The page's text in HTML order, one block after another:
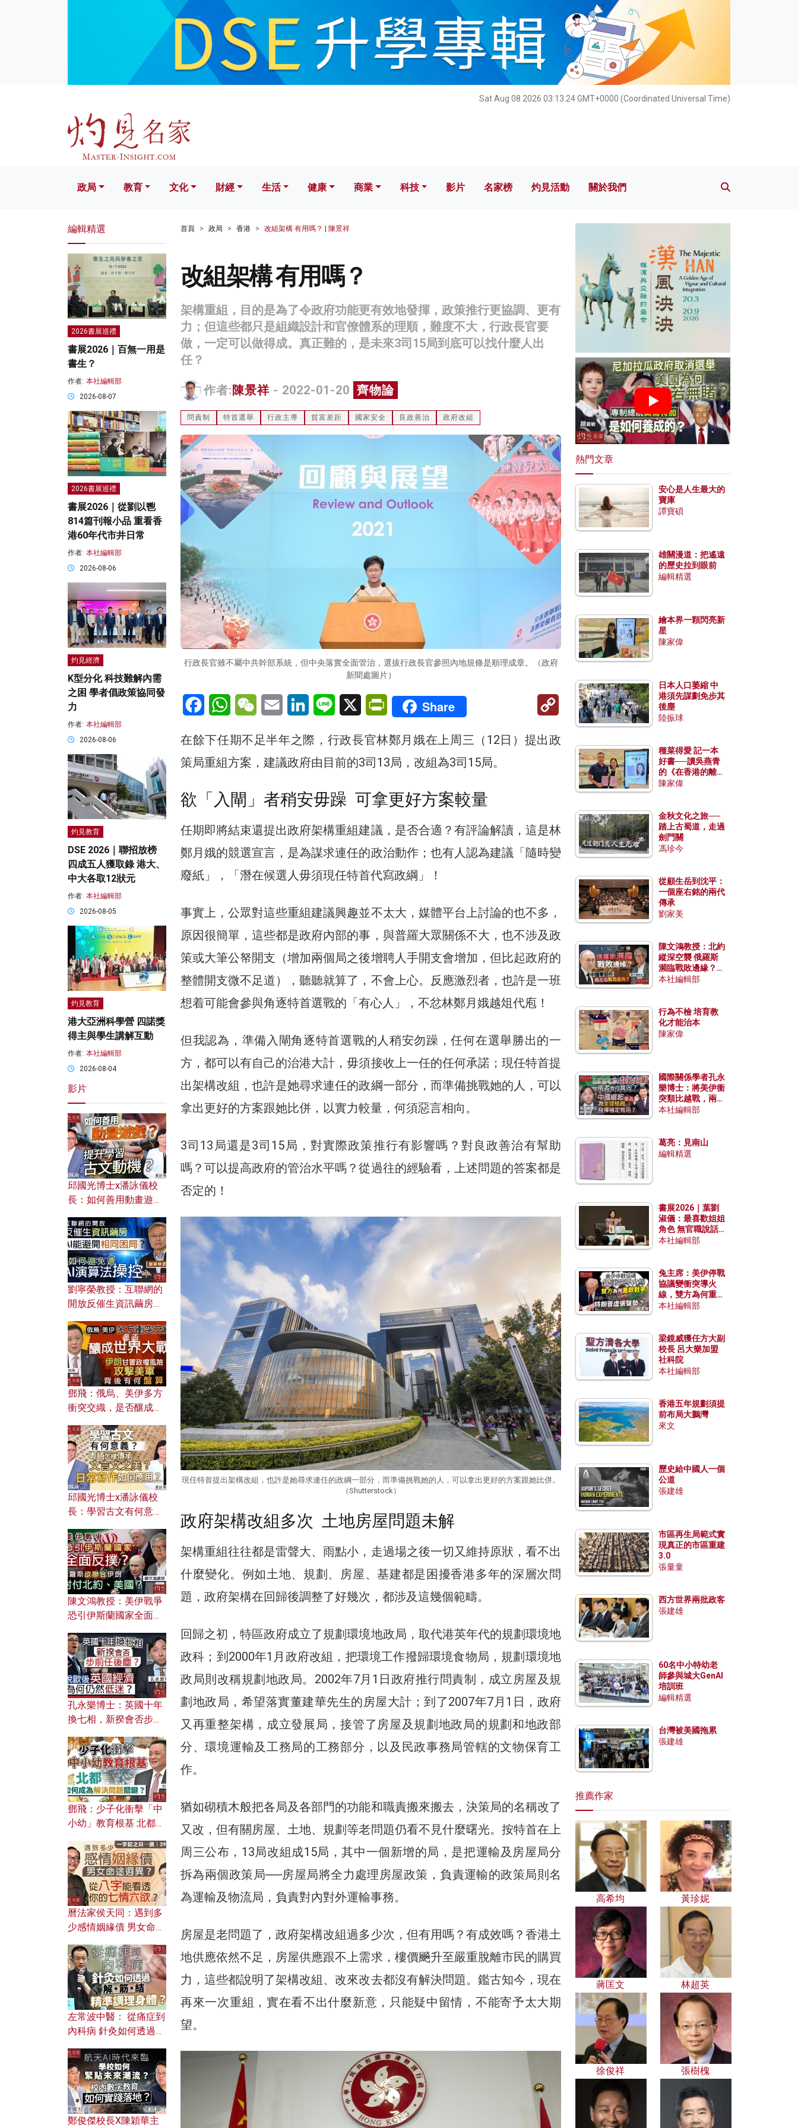
Sat Aug 08 2026 03:13:26 GMT+0000 (Coordinated Universal Time)
文化 財經 生活 健康 科技 影片 名家榜 灼見活動 關於我們
政局 教育 文化 財經 生活 健康 商業 科技 影片 名家榜 灼見活動 關於我們
首頁 政局 香港 改組架構 有用嗎？ | 陳景祥
改組架構 有用嗎？
架構重組，目的是為了令政府功能更有效地發揮，政策推行更協調、更有
力；但這些都只是組織設計和官僚體系的理順，難度不大，行政長官要
做，一定可以做得成。真正難的，是未來3司15局到底可以找什麼人出
任？
作者: 陳景祥 - 2022-01-20 齊物論
問責制 特首選舉 行政主導 貧富差距 國家安全 良政善治 政府改組
行政長官雖不屬中共幹部系統，但中央落實全面管治，選拔行政長官參照內地規條是順理成章。（政府
新聞處圖片）
FacebookWhatsAppWeChatEmail LinkedInLine X PrintFriendly
Share
Copy
在餘下任期不足半年之際，行政長官林鄭月娥在上周三（12日）提出政
策局重組方案，建議政府由目前的3司13局，改組為3司15局。
欲「入閘」者稍安毋躁 可拿更好方案較量
任期即將結束還提出政府架構重組建議，是否合適？有評論解讀，這是林
鄭月娥的競選宣言，是為謀求連任的政治動作；也有人認為建議「隨時變
廢紙」，「潛在候選人毋須現任特首代寫政綱」！
事實上，公眾對這些重組建議興趣並不太大，媒體平台上討論的也不多，
原因很簡單，這些都是政府內部的事，與普羅大眾關係不大，也不涉及政
策或大筆公帑開支（增加兩個局之後增聘人手開支會增加，但比起政府的
整體開支微不足道），聽聽就算了，不會上心。反應激烈者，也許是一班
想着可能會參與角逐特首選戰的「有心人」，不忿林鄭月娥越俎代庖！
但我認為，準備入閘角逐特首選戰的人稍安勿躁，任何在選舉勝出的一
方，都可以有自己的治港大計，毋須接收上一任的任何承諾；現任特首提
出架構改組，也許是她尋求連任的政綱一部分，而準備挑戰她的人，可以
拿出更好的方案跟她比併，以實力較量，何須惡言相向。
3司13局還是3司15局，對實際政策推行有影響嗎？對良政善治有幫助
嗎？可以提高政府的管治水平嗎？從過往的經驗看，上述問題的答案都是
否定的！
現任特首提出架構改組，也許是她尋求連任的政綱一部分，而準備挑戰她的人，可以拿出更好的方案跟她比併。
（Shutterstock）
政府架構改組多次 土地房屋問題未解
架構重組往往都是雷聲大、雨點小，走過場之後一切又維持原狀，看不出
什麼變化。例如土地、規劃、房屋、基建都是困擾香港多年的深層次問
題，政府架構在回歸後調整了好幾次，都涉及這幾個範疇。
回歸之初，特區政府成立了規劃環境地政局，取代港英年代的規劃環境地
政科；到2000年1月政府改組，把環境工作撥歸環境食物局，規劃環境地
政局則改稱規劃地政局。2002年7月1日政府推行問責制，成立房屋及規
劃地政局，希望落實董建華先生的房屋大計；到了2007年7月1日，政府
又再重整架構，成立發展局，接管了房屋及規劃地政局的規劃和地政部
分、環境運輸及工務局的工務部分，以及民政事務局管轄的文物保育工
作。
猶如砌積木般把各局及各部門的功能和職責搬來搬去，決策局的名稱改了
又改，但有關房屋、土地、規劃等老問題仍看不見什麼曙光。按特首在上
周三公布，13局改組成15局，其中一個新增的局，是把運輸及房屋局分
拆為兩個政策局──房屋局將全力處理房屋政策，負責運輸的政策局則名
為運輸及物流局，負責對內對外運輸事務。
房屋是老問題了，政府架構改組過多少次，但有用嗎？有成效嗎？香港土
地供應依然不足，房屋供應跟不上需求，樓價飈升至嚴重脫離市民的購買
力，這些都說明了架構改組、改來改去都沒有解決問題。鑑古知今，現在
再來一次重組，實在看不出什麼新意，只能疑中留情，不能寄予太大期
望。
編輯精選
2026書展巡禮
書展2026｜百無一用是
書生？
作者: 本社編輯部
2026-08-07
2026書展巡禮
書展2026｜從劉以鬯
814篇刊報小品 重看香
港60年代市井日常
作者: 本社編輯部
2026-08-06
灼見經濟
K型分化 科技難解內需
之困 學者倡政策協同發
力
作者: 本社編輯部
2026-08-06
灼見教育
DSE 2026｜聯招放榜
四成五人獲取錄 港大、
中大各取12狀元
作者: 本社編輯部
2026-08-05
灼見教育
港大亞洲科學營 四諾獎
得主與學生講解互動
作者: 本社編輯部
2026-08-04
影片
邱國光博士x潘詠儀校
長：如何善用動畫遊戲
劉寧榮教授：互聯網的
開放反催生資訊繭房，
何避免遭AI演算法操
控？
鄧飛：俄烏、美伊多方
衝突交織，是否釀成世
風險攻擊美軍，背後有
何盤算？
邱國光博士x潘詠儀校
長：學習古文有何意
文之美？ 日常寫作如何
應用？
陳文鴻教授：美伊戰爭
恐引伊斯蘭國家全面反
對付北約美國？
孔永樂博士：英國十年
換七相，新揆會否步前
濟為何仍然低迷？
鄧飛：少子化衝擊「中
小幼」教育根基 北都如
曆法家侯天同：遇到多
少感情姻緣債 男女命途
的七情六欲？
左常波中醫： 從痛症到
內科病 針灸如何透過解
鄭俊傑校長X陳穎華主
熱門文章
安心是人生最大的
寶庫
譚寶碩
雄關漫道：把遙遠
的歷史拉到眼前
編輯精選
繪本界一顆閃亮新
星
陳家偉
日本人口萎縮 中
港須先謀劃免步其
後塵
陸振球
種菜得愛 記一本
好書──讀吳燕青
的《在香港的離島
種菜》
陳家偉
金秋文化之旅──
踏上古蜀道，走過
劍門關
馮珍今
從顧生岳到沈平：
一個座右銘的兩代
傳承
劉家美
陳文鴻教授：北約
縱深空襲 俄羅斯
瀕臨戰敗邊緣？中
國零部件能左右戰
本社編輯部
行為不檢 培育教
化才能治本
陳家偉
國際關係學者孔永
樂博士：將美伊衝
突類比越戰，兩者
有何異同？中國崛
本社編輯部
葛亮：見南山
編輯精選
書展2026｜葉劉
淑儀：最喜歡姐姐
角色 無官職說話
包袱少
本社編輯部
兔主席：美伊停戰
協議變衝突導火
線，雙方為何重啟
戰爭？伊朗一早洞
本社編輯部
梁鏡威獲任方大副
校長 呂大樂加盟
社科院
本社編輯部
香港五年規劃須提
前布局大鵬灣
來文
歷史給中國人一個
公道
張建雄
市區再生局範式實
現真正的市區重建
3.0
張量童
西方世界兩批政客
張建雄
60名中小特幼老
師參與城大GenAI
培訓班
編輯精選
台灣被美國拖累
張建雄
推薦作家
高希均 黃珍妮
蔣匡文 林超英
徐俊祥 張樹槐